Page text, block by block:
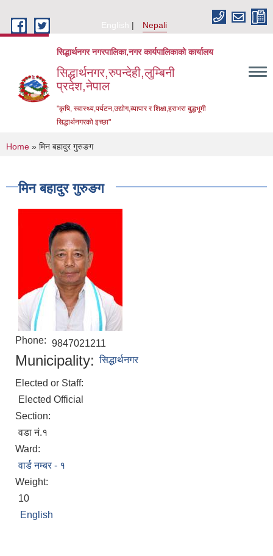
English
Nepali
सिद्धार्थनगर नगरपालिका,नगर कार्यपालिकाको कार्यालय
सिद्धार्थनगर,रुपन्देही,लुम्बिनी
प्रदेश,नेपाल
"कृषि, स्वास्थ्य,पर्यटन,उद्योग,व्यापार र शिक्षा,हराभरा बुद्धभूमी
सिद्धार्थनगरको इच्छा"
You are here
Home » मिन बहादुर गुरुङग
मिन बहादुर गुरुङग
Phone: 9847021211
Municipality: सिद्धार्थनगर
Elected or Staff:
Elected Official
Section:
वडा नं.१
Ward:
वार्ड नम्बर - १
Weight:
10
English